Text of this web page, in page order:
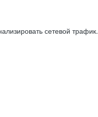
сетевой трафик.